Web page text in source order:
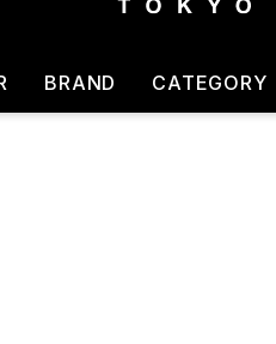
BRAND CATEGORY